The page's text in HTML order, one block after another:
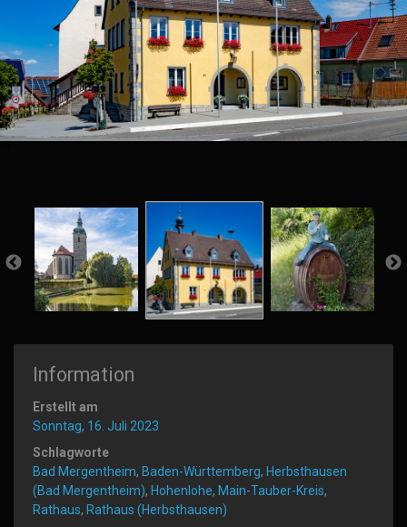
Information
Erstellt am
Sonntag, 16. Juli 2023
Schlagworte
Bad Mergentheim, Baden-Württemberg, Herbsthausen
(Bad Mergentheim), Hohenlohe, Main-Tauber-Kreis,
Rathaus, Rathaus (Herbsthausen)